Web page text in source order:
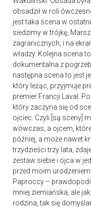
obsadził w roli
jest taka scena w
siedzimy w trójkę,
zagranicznych, i na
władzy. Kolejna scena
dokumentalna z
następna scena to jest
który leżąc, przyjmuje
premier Francji Laval.
który zaczyna się od
ojciec. Czyli [są sceny]
wówczas, a ojcem,
później, a może nawet
trzydzieści trzy lata,
zestaw siebie i ojca w
przed moim
Paproccy –
mniej ziemiańska, ale
rodzina, tak się